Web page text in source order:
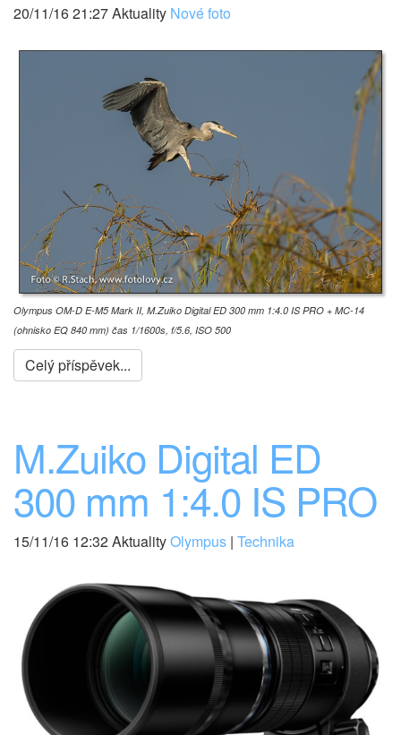
20/11/16 21:27 Aktuality Nové foto
Olympus OM-D E-M5 Mark II, M.Zuiko Digital ED 300 mm 1:4.0 IS PRO + MC-14
(ohnisko EQ 840 mm) čas 1/1600s, f/5.6, ISO 500
Celý příspěvek...
M.Zuiko Digital ED
300 mm 1:4.0 IS PRO
15/11/16 12:32 AktualityOlympus | Technika